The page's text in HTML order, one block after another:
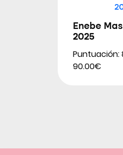
Enebe
2025
Puntuación:
90.00€